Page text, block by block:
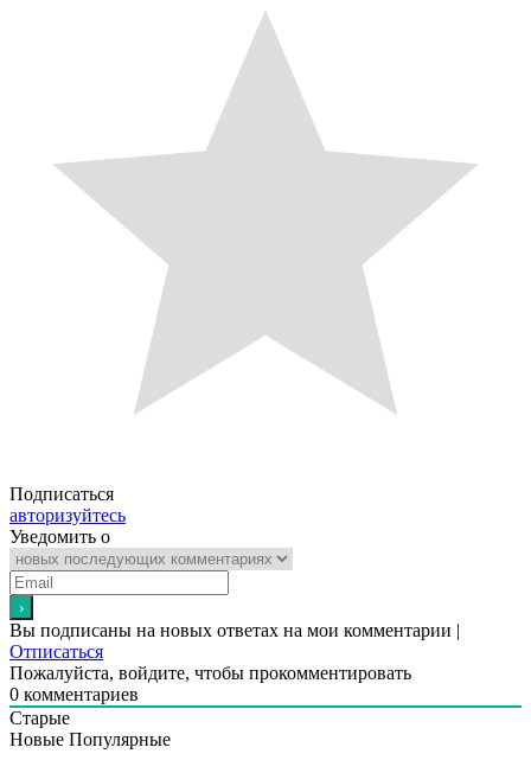
Подписаться
авторизуйтесь
Уведомить о
Вы подписаны на новых ответах на мои комментарии |
Отписаться
Пожалуйста, войдите, чтобы прокомментировать
0 комментариев
Старые
Новые Популярные